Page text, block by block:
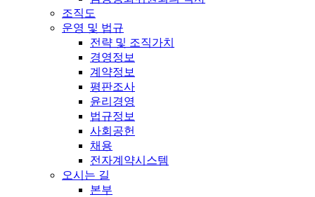
조직도
운영 및 법규
전략 및 조직가치
경영정보
계약정보
평판조사
윤리경영
법규정보
사회공헌
채용
전자계약시스템
오시는 길
본부